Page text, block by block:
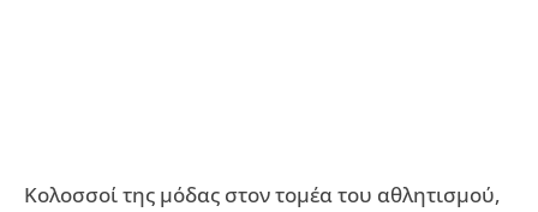
Κολοσσοί της μόδας στον τομέα του αθλητισμού,